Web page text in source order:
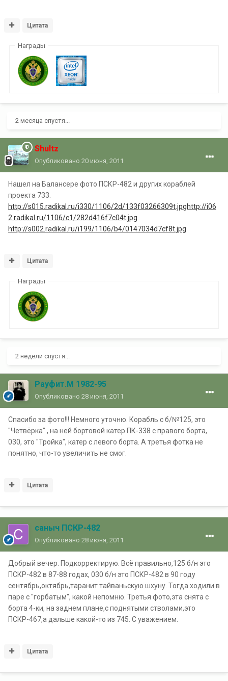
Цитата
Награды
2 месяца спустя...
Shultz
Опубликовано 20 июня, 2011
Нашел на Балансере фото ПСКР-482 и других кораблей
проекта 733.
http://s015.radikal.ru/i330/1106/2d/133f03266309t.jpghttp://i06
2.radikal.ru/1106/c1/282d416f7c04t.jpg
http://s002.radikal.ru/i199/1106/b4/0147034d7cf8t.jpg
Цитата
Награды
2 недели спустя...
Рауфит.М 1982-95
Опубликовано 28 июня, 2011
Спасибо за фото!!! Немного уточню. Корабль с б/№125, это
"Четвёрка" , на ней бортовой катер ПК-338 с правого борта,
030, это "Тройка", катер с левого борта. А третья фотка не
понятно, что-то увеличить не смог.
Цитата
саныч ПСКР-482
Опубликовано 28 июня, 2011
Добрый вечер. Подкорректирую. Всё правильно,125 б/н это
ПСКР-482 в 87-88 годах, 030 б/н это ПСКР-482 в 90 году
сентябрь,октябрь,таранит тайваньскую шхуну. Тогда ходили в
паре с "горбатым", какой непомню. Третья фото,эта снята с
борта 4-ки, на заднем плане,с поднятыми стволами,это
ПСКР-467,а дальше какой-то из 745. С уважением.
Цитата